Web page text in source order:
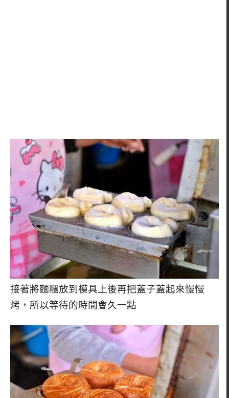
接著將麵糰放到模具上後再把蓋子蓋起來慢慢
烤，所以等待的時間會久一點